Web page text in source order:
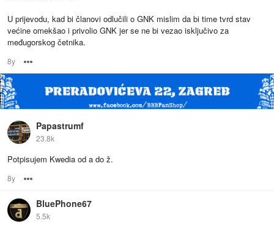
U prijevodu, kad bi članovi odlučili o GNK mislim da bi time tvrd stav
većine omekšao i privolio GNK jer se ne bi vezao isključivo za
međugorskog četnika.
8y
Papastrumf
23.8k
Potpisujem Kwedia od a do ž.
8y
BluePhone67
5.5k